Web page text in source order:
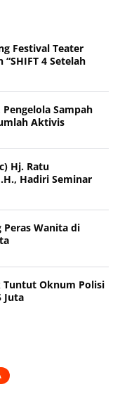
Festival Teater
4 Setelah
Sampah
Aktivis
Hj. Ratu
Hadiri Seminar
Peras Wanita di
Tuntut Oknum Polisi
Juta